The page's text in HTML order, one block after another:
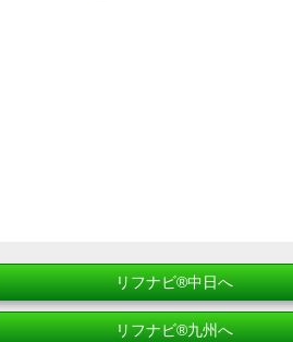
リフナビ®中日へ
リフナビ®九州へ